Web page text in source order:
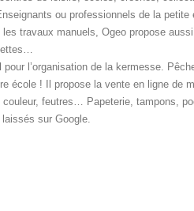
ou professionnels de la
travaux manuels, Ogeo propose
pour l’organisation de la kermesse.
école ! Il propose la vente en ligne
feutres… Papeterie, tampons,
sur Google.